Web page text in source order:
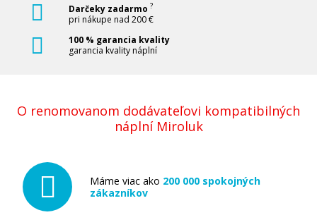
Darčeky zadarmo ?
pri nákupe nad 200 €
100 % garancia kvality
garancia kvality náplní
O renomovanom dodávateľovi kompatibilných
náplní Miroluk
Máme viac ako 200 000 spokojných
zákazníkov